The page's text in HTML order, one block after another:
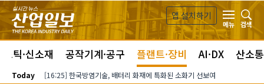
본문 바로가기
앱 설치하기
메뉴
검색
틱·신소재 공작기계·공구 플랜트·장비 AI·DX 산소통
Today [16:25] 한국방염기술, 배터리 화재에 특화된 소화기 선보여